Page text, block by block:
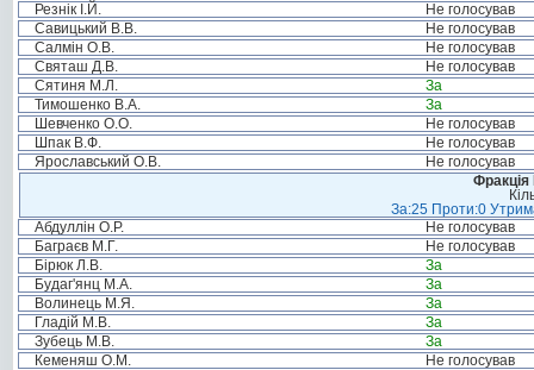
Резнік І.Й.
Не голосував
Савицький В.В.
Не голосував
Салмін О.В.
Не голосував
Святаш Д.В.
Не голосував
Сятиня М.Л.
За
Тимошенко В.А.
За
Шевченко О.О.
Не голосував
Шпак В.Ф.
Не голосував
Ярославський О.В.
Не голосував
За:25 Проти:0
Абдуллін О.Р.
Не голосував
Баграєв М.Г.
Не голосував
Бірюк Л.В.
За
Будаг'янц М.А.
За
Волинець М.Я.
За
Гладій М.В.
За
Зубець М.В.
За
Кеменяш О.М.
Не голосував